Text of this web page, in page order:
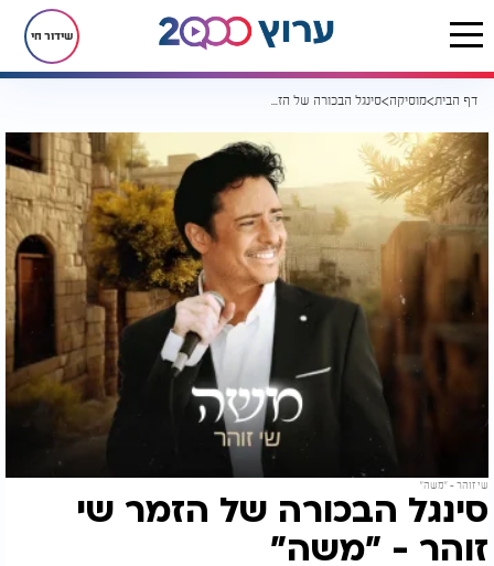
שידור חי
דף הבית מוסיקה סינגל הבכורה של הזמר שי זוהר - "משה"
שי זוהר - "משה"
סינגל הבכורה של הזמר שי
זוהר - "משה"